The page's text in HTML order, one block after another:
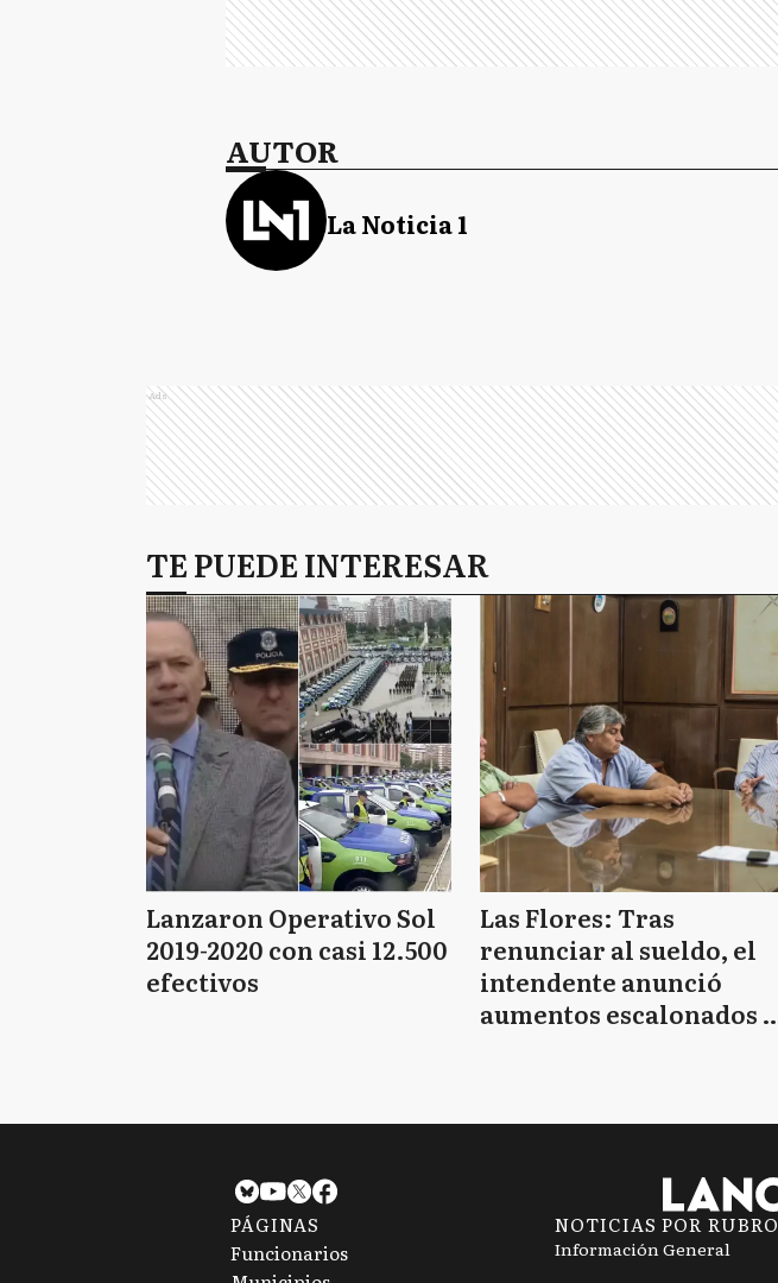
AUTOR
La Noticia 1
Ads
TE PUEDE INTERESAR
Lanzaron Operativo Sol
2019-2020 con casi 12.500
efectivos
Las Flores: Tras
renunciar al sueldo, el
intendente anunció
aumentos escalonados y
PÁGINAS
Funcionarios
NOTICIAS POR RUBRO
Información General